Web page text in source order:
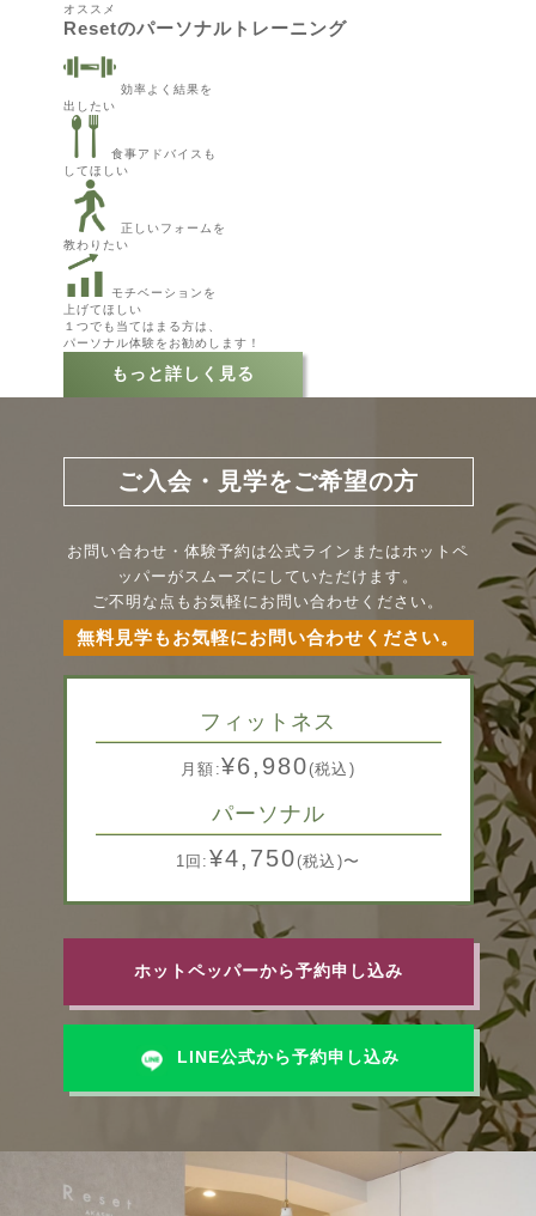
オススメ
Resetのパーソナルトレーニング
効率よく結果を
出したい
食事アドバイスも
してほしい
正しいフォームを
教わりたい
モチベーションを
上げてほしい
１つでも当てはまる方は、
パーソナル体験をお勧めします！
もっと詳しく見る
ご入会・見学をご希望の方
お問い合わせ・体験予約は公式ラインまたはホットペ
ッパーがスムーズにしていただけます。
ご不明な点もお気軽にお問い合わせください。
無料見学もお気軽にお問い合わせください。
フィットネス
月額:¥6,980(税込)
パーソナル
1回: ¥4,750(税込)〜
ホットペッパーから予約申し込み
LINE公式から予約申し込み